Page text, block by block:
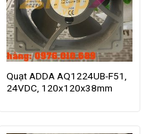
Quạt ADDA AQ1224UB-F51,
24VDC, 120x120x38mm